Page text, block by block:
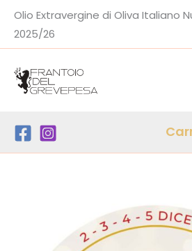
VaiOlio Extravergine di Oliva Italiano
2025/26